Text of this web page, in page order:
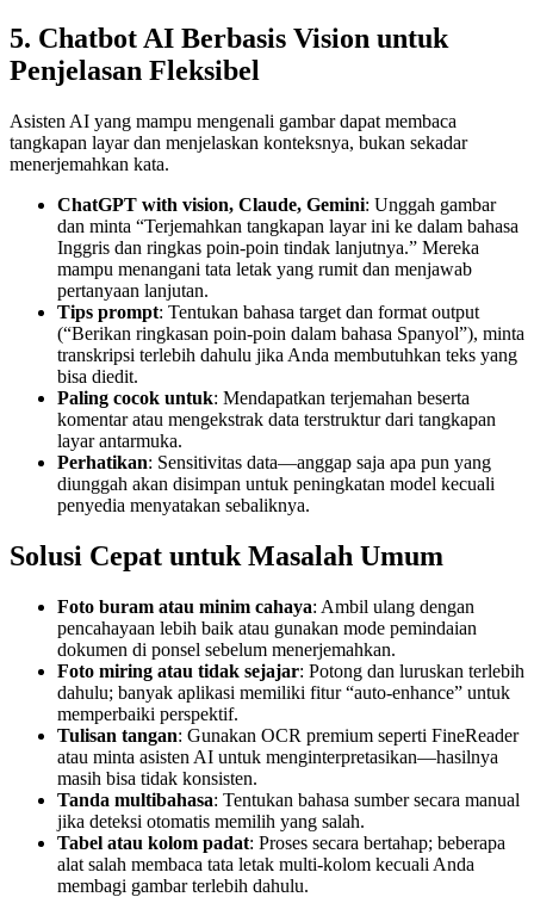
5. Chatbot AI Berbasis Vision untuk
Penjelasan Fleksibel
Asisten AI yang mampu mengenali gambar dapat membaca
tangkapan layar dan menjelaskan konteksnya, bukan sekadar
menerjemahkan kata.
ChatGPT with vision, Claude, Gemini: Unggah gambar
dan minta “Terjemahkan tangkapan layar ini ke dalam bahasa
Inggris dan ringkas poin-poin tindak lanjutnya.” Mereka
mampu menangani tata letak yang rumit dan menjawab
pertanyaan lanjutan.
Tips prompt: Tentukan bahasa target dan format output
(“Berikan ringkasan poin-poin dalam bahasa Spanyol”), minta
transkripsi terlebih dahulu jika Anda membutuhkan teks yang
bisa diedit.
Paling cocok untuk: Mendapatkan terjemahan beserta
komentar atau mengekstrak data terstruktur dari tangkapan
layar antarmuka.
Perhatikan: Sensitivitas data—anggap saja apa pun yang
diunggah akan disimpan untuk peningkatan model kecuali
penyedia menyatakan sebaliknya.
Solusi Cepat untuk Masalah Umum
Foto buram atau minim cahaya: Ambil ulang dengan
pencahayaan lebih baik atau gunakan mode pemindaian
dokumen di ponsel sebelum menerjemahkan.
Foto miring atau tidak sejajar: Potong dan luruskan terlebih
dahulu; banyak aplikasi memiliki fitur “auto-enhance” untuk
memperbaiki perspektif.
Tulisan tangan: Gunakan OCR premium seperti FineReader
atau minta asisten AI untuk menginterpretasikan—hasilnya
masih bisa tidak konsisten.
Tanda multibahasa: Tentukan bahasa sumber secara manual
jika deteksi otomatis memilih yang salah.
Tabel atau kolom padat: Proses secara bertahap; beberapa
alat salah membaca tata letak multi-kolom kecuali Anda
membagi gambar terlebih dahulu.